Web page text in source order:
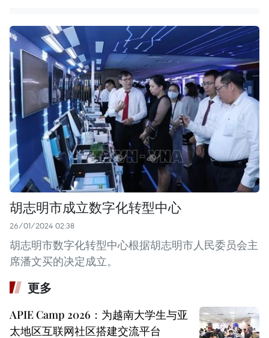
胡志明市成立数字化转型中心
26/01/2024 02:38
胡志明市数字化转型中心根据胡志明市人民委员会主
席潘文买的决定成立。
更多
APIE Camp 2026：为越南大学生与亚
太地区互联网社区搭建交流平台